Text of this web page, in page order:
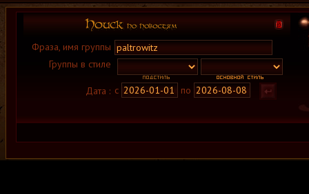
Фраза, имя группы
Группы в стиле
Дата : с по